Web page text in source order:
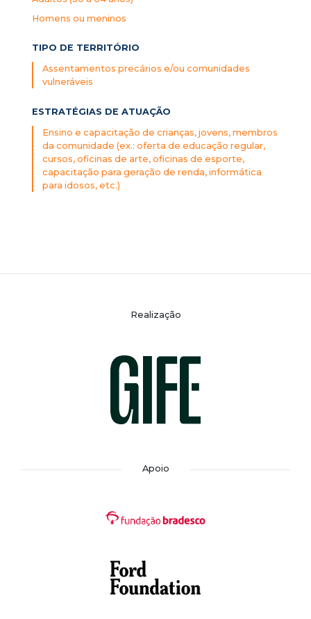
Homens ou meninos
TIPO DE TERRITÓRIO
Assentamentos precários e/ou comunidades
vulneráveis
ESTRATÉGIAS DE ATUAÇÃO
Ensino e capacitação de crianças, jovens, membros
da comunidade (ex.: oferta de educação regular,
cursos, oficinas de arte, oficinas de esporte,
capacitação para geração de renda, informática
para idosos, etc.)
Realização
Apoio